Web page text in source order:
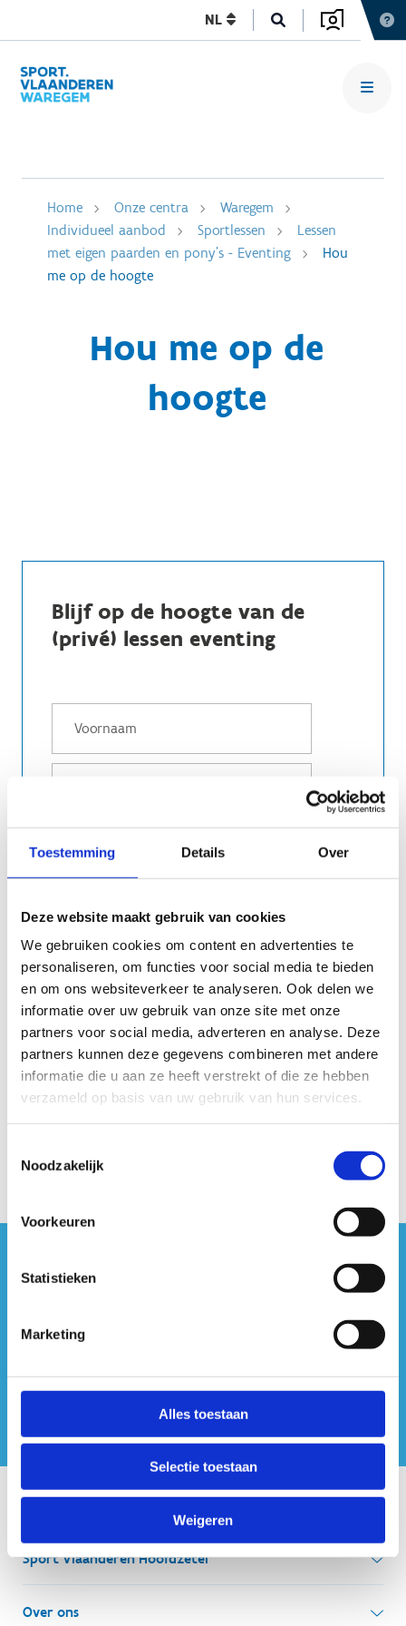
Toestemming Details Over
Deze website maakt gebruik van cookies
We gebruiken cookies om content en advertenties te
personaliseren, om functies voor social media te bieden
en om ons websiteverkeer te analyseren. Ook delen we
informatie over uw gebruik van onze site met onze
partners voor social media, adverteren en analyse. Deze
partners kunnen deze gegevens combineren met andere
informatie die u aan ze heeft verstrekt of die ze hebben
verzameld op basis van uw gebruik van hun services.
Noodzakelijk
Voorkeuren
Statistieken
Marketing
Alles toestaan
Selectie toestaan
Weigeren
NL
Home Onze centra
Waregem
Individueel aanbod
Sportlessen
Lessen
met eigen paarden en pony's - Eventing
Hou
me op de hoogte
Hou me op de
hoogte
Blijf op de hoogte van de
(privé) lessen eventing
volgende lessen
Privéles met An-Sofie Coevoet
Groepsles Start2Cross met Lieve Van Vliet
Privéles met Joris Vanspringel
#sportersbelevenmeer
Sport Vlaanderen Hoofdzetel
Simon Bolivarlaan 17
Over ons